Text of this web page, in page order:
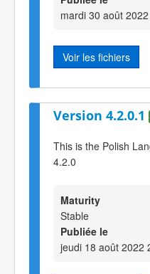
mardi 30 août 2022
Voir les fichiers
Version 4.2.0.1
This is the Polish
4.2.0
Maturity
Stable
Publiée le
jeudi 18 août 2022